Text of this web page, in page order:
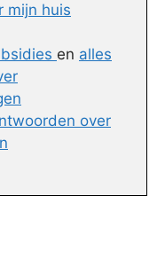
mijn huis
en alles
over